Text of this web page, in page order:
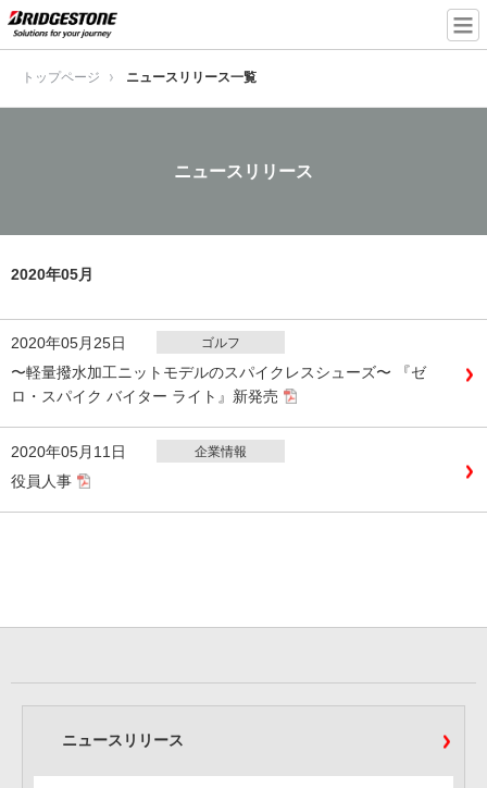
トップページ ニュースリリース一覧
ニュースリリース
2020年05月
2020年05月25日 ゴルフ
〜軽量撥水加工ニットモデルのスパイクレスシューズ〜 『ゼ
ロ・スパイク バイター ライト』新発売
2020年05月11日 企業情報
役員人事
ニュースリリース